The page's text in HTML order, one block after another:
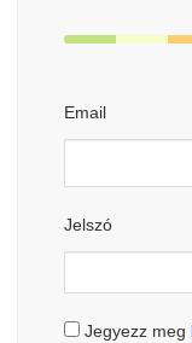
Email
Jelszó
Jegyezz meg